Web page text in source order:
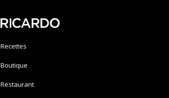
Recettes
Boutique
Restaurant